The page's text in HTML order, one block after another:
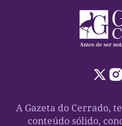
A Gazeta do Cerrado,
conteúdo sólido,